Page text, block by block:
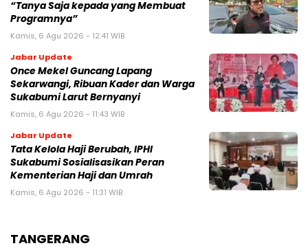
“Tanya Saja kepada yang Membuat
Programnya”‎
Kamis, 6 Agu 2026 - 12:41 WIB
Jabar Update
Once Mekel Guncang Lapang
Sekarwangi, Ribuan Kader dan Warga
Sukabumi Larut Bernyanyi
Kamis, 6 Agu 2026 - 11:43 WIB
Jabar Update
Tata Kelola Haji Berubah, IPHI
Sukabumi Sosialisasikan Peran
Kementerian Haji dan Umrah
Kamis, 6 Agu 2026 - 11:31 WIB
TANGERANG